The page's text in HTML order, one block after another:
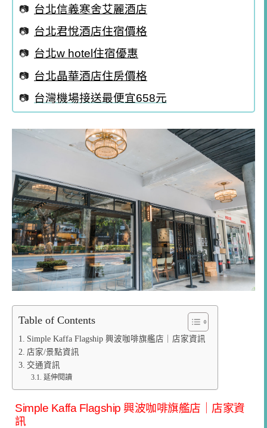
台北信義寒舍艾麗酒店
台北君悅酒店住宿價格
台北w hotel住宿優惠
台北晶華酒店住房價格
台灣機場接送最便宜658元
Table of Contents
Simple Kaffa Flagship 興波咖啡旗艦店｜店家資訊
店家/景點資訊
交通資訊
延伸閱讀
Simple Kaffa Flagship 興波咖啡旗艦店｜店家資
訊